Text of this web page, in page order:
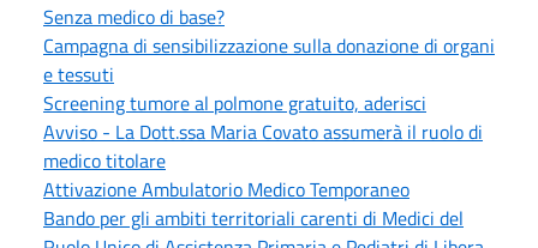
Senza medico di base?
Campagna di sensibilizzazione sulla donazione di organi
e tessuti
Screening tumore al polmone gratuito, aderisci
Avviso - La Dott.ssa Maria Covato assumerà il ruolo di
medico titolare
Attivazione Ambulatorio Medico Temporaneo
Bando per gli ambiti territoriali carenti di Medici del